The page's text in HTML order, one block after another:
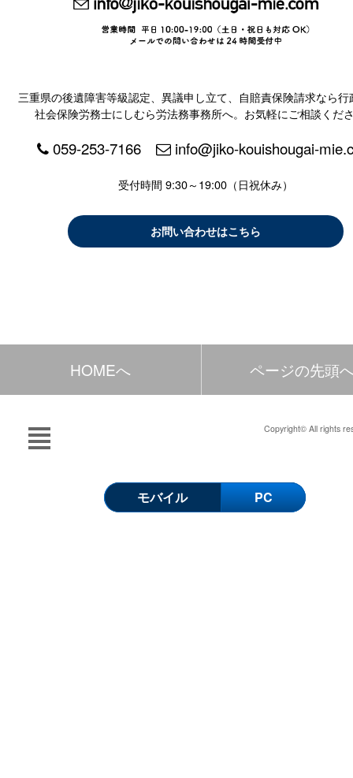
三重県の後遺障害等級認定、異議申し立て、自賠責保険請求なら行
社会保険労務士にしむら労法務事務所へ。お気軽にご相談くだ
059-253-7166 info@jiko-kouishougai-
受付時間 9:30～19:00（日祝休み）
お問い合わせはこちら
HOMEへ ページの先頭
Copyright© All rights
モバイル PC